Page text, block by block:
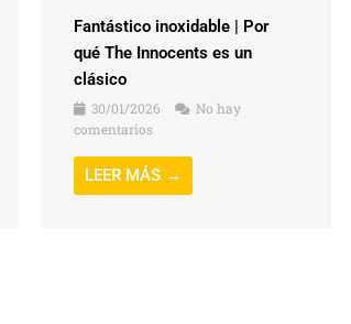
Fantástico inoxidable | Por
qué The Innocents es un
clásico
30/01/2026
No hay
comentarios
LEER MÁS →